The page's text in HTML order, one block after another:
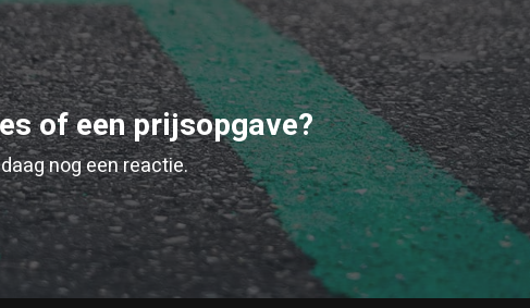
of een prijsopgave?
nog een reactie.